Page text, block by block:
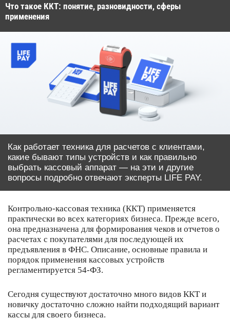
Что такое ККТ: понятие, разновидности, сферы
применения
Как работает техника для расчетов с клиентами,
какие бывают типы устройств и как правильно
выбрать кассовый аппарат — на эти и другие
вопросы подробно отвечают эксперты LIFE PAY.
Контрольно-кассовая техника (ККТ) применяется
практически во всех категориях бизнеса. Прежде всего,
она предназначена для формирования чеков и отчетов о
расчетах с покупателями для последующей их
предъявления в ФНС. Описание, основные правила и
порядок применения кассовых устройств
регламентируется 54-ФЗ.
Сегодня существуют достаточно много видов ККТ и
новичку достаточно сложно найти подходящий вариант
кассы для своего бизнеса.